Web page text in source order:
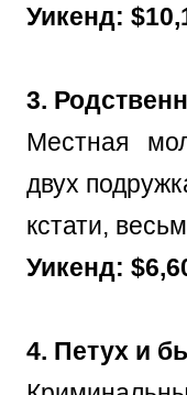
Уикенд:
3.
Местная
двух
кстати,
Уикенд:
4. Петух и